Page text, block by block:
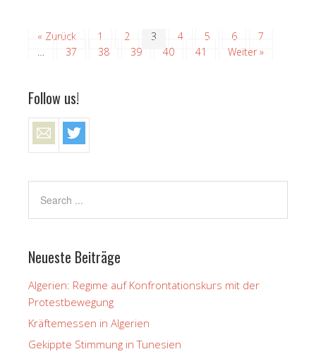
« Zurück 1 2 3 4 5 6
7
37 38 39 40 41 Weiter »
Follow us!
Neueste Beiträge
Algerien: Regime auf Konfrontationskurs mit der
Protestbewegung
Kräftemessen in Algerien
Gekippte Stimmung in Tunesien